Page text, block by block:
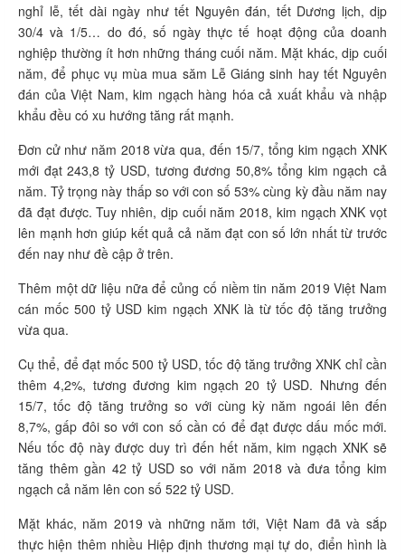
nghỉ lễ, tết dài ngày như tết Nguyên đán, tết Dương lịch, dịp
30/4 và 1/5… do đó, số ngày thực tế hoạt động của doanh
nghiệp thường ít hơn những tháng cuối năm. Mặt khác, dịp cuối
năm, để phục vụ mùa mua săm Lễ Giáng sinh hay tết Nguyên
đán của Việt Nam, kim ngạch hàng hóa cả xuất khẩu và nhập
khẩu đều có xu hướng tăng rất mạnh.
Đơn cử như năm 2018 vừa qua, đến 15/7, tổng kim ngạch XNK
mới đạt 243,8 tỷ USD, tương đương 50,8% tổng kim ngạch cả
năm. Tỷ trọng này thấp so với con số 53% cùng kỳ đầu năm nay
đã đạt được. Tuy nhiên, dịp cuối năm 2018, kim ngạch XNK vọt
lên mạnh hơn giúp kết quả cả năm đạt con số lớn nhất từ trước
đến nay như đề cập ở trên.
Thêm một dữ liệu nữa để củng cố niềm tin năm 2019 Việt Nam
cán mốc 500 tỷ USD kim ngạch XNK là từ tốc độ tăng trưởng
vừa qua.
Cụ thể, để đạt mốc 500 tỷ USD, tốc độ tăng trưởng XNK chỉ cần
thêm 4,2%, tương đương kim ngạch 20 tỷ USD. Nhưng đến
15/7, tốc độ tăng trưởng so với cùng kỳ năm ngoái lên đến
8,7%, gấp đôi so với con số cần có để đạt được dấu mốc mới.
Nếu tốc độ này được duy trì đến hết năm, kim ngạch XNK sẽ
tăng thêm gần 42 tỷ USD so với năm 2018 và đưa tổng kim
ngạch cả năm lên con số 522 tỷ USD.
Mặt khác, năm 2019 và những năm tới, Việt Nam đã và sắp
thực hiện thêm nhiều Hiệp định thương mại tự do, điển hình là